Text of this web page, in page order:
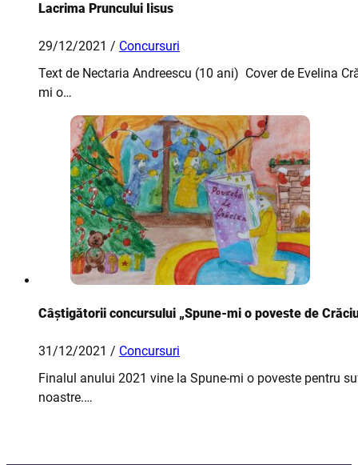
Lacrima Pruncului Iisus
29/12/2021 / Concursuri
Text de Nectaria Andreescu (10 ani) Cover de Evelina
mi o…
Câștigătorii concursului „Spune-mi o poveste de
31/12/2021 / Concursuri
Finalul anului 2021 vine la Spune-mi o poveste pentru
noastre.…